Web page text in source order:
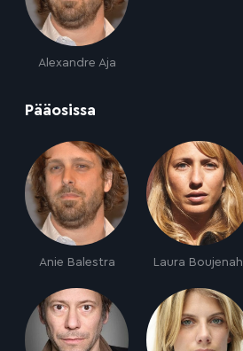
Alexandre Aja
Pääosissa
Anie Balestra Laura Boujenah